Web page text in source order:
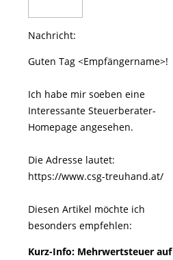
Nachricht:
Guten Tag <Empfängername>!
Ich habe mir soeben eine
Interessante Steuerberater-
Homepage angesehen.
Die Adresse lautet:
https://www.csg-treuhand.at/
Diesen Artikel möchte ich
besonders empfehlen:
Kurz-Info: Mehrwertsteuer auf